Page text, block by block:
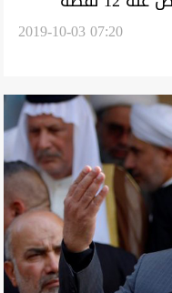
2019-10-03 07:20